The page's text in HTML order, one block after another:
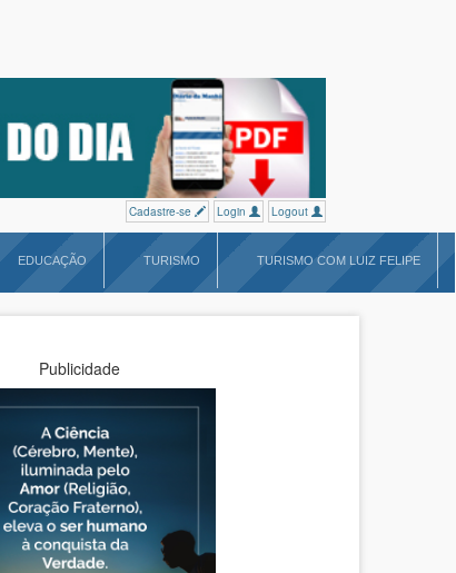
Cadastre-se Login Logout
EDUCAÇÃO TURISMO TURISMO COM LUIZ FELIPE
Publicidade